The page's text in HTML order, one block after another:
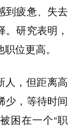
到疲惫、失去
研究表明，
位更高。
人，但距离高
少，等待时间
困在一个“职